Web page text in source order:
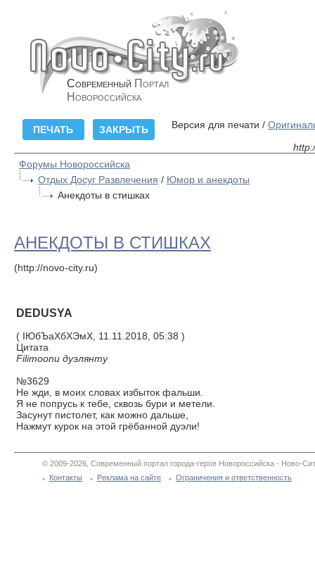
Современный Портал
Новороссийска
Версия для печати /
Форумы Новороссийска
Отдых Досуг Развлечения / Юмор и анекдоты
Анекдоты в стишках
АНЕКДОТЫ В СТИШКАХ
(http://novo-city.ru)
DEDUSYA
( ІЮбЪаХбХЭмХ, 11.11.2018, 05:38 )
Цитата
Filimoonu дуэлянту
№3629
Не жди, в моих словах избыток фальши.
Я не попрусь к тебе, сквозь бури и метели.
Засунут пистолет, как можно дальше,
Нажмут курок на этой грёбанной дуэли!
© 2009-2026, Современный портал города-героя Новороссийска - Ново-
Контакты
Реклама на сайте Ограничения и ответственность